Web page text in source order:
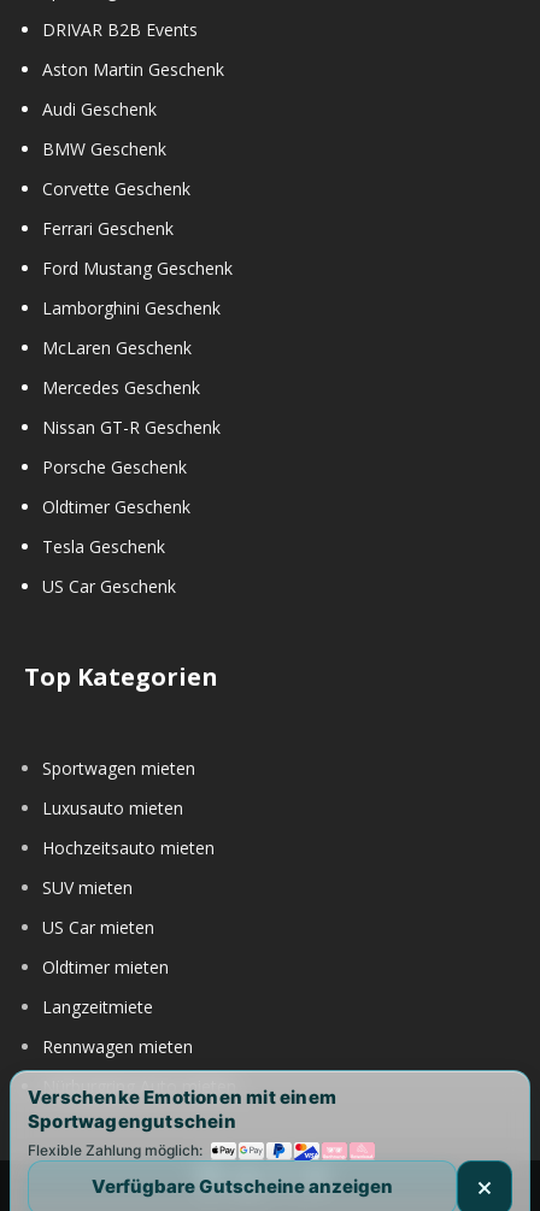
DRIVAR B2B Events
Aston Martin Geschenk
Audi Geschenk
BMW Geschenk
Corvette Geschenk
Ferrari Geschenk
Ford Mustang Geschenk
Lamborghini Geschenk
McLaren Geschenk
Mercedes Geschenk
Nissan GT-R Geschenk
Porsche Geschenk
Oldtimer Geschenk
Tesla Geschenk
US Car Geschenk
Top Kategorien
Sportwagen mieten
Luxusauto mieten
Hochzeitsauto mieten
SUV mieten
US Car mieten
Oldtimer mieten
Langzeitmiete
Rennwagen mieten
Nürburgring Auto mieten
Verschenke Emotionen mit einem
Sportwagengutschein
Flexible Zahlung möglich:
Verfügbare Gutscheine anzeigen